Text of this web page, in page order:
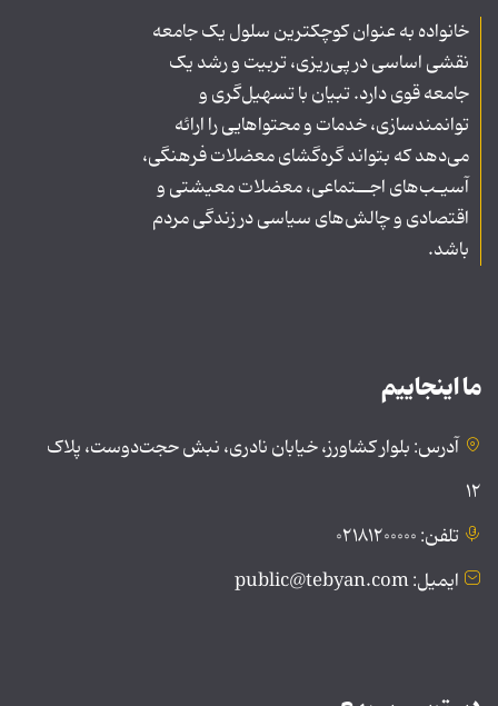
خانواده به عنوان کوچکترین سلول یک جامعه
نقشی اساسی در پی‌ریزی، تربیت و رشد یک
جامعه قوی دارد. تبیان با تسهیل‌گری و
توانمندسازی، خدمات و محتواهایی را ارائه
می‌دهد که بتواند گره‌گشای معضلات فرهنگی،
آسیـب‌های اجــتماعی، معضلات معیشتی و
اقتصادی و چالش‌های سیاسی در زندگی مردم
باشد.
ما اینجاییم
آدرس: بلوار کشاورز، خیابان نادری، نبش حجت‌دوست، پلاک
۱۲
تلفن: ۰۲۱۸۱۲۰۰۰۰۰
ایمیل: public@tebyan.com